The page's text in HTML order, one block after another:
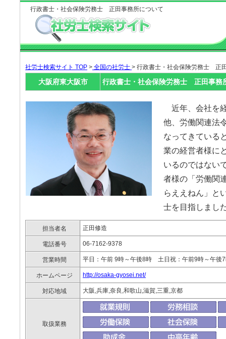
行政書士・社会保険労務士 正田事務所について
社労士検索サイト TOP > 全国の社労士 > 行政書士・社会保険労務士 正
大阪府東大阪市 行政書士・社会保険労務士 正田事務
近年、会社を
他、労働関連法
なってきている
業の経営者様に
いるのではない
者様の「労働関
らええねん」と
士を目指しまし
担当者名 正田修造
電話番号 06-7162-9378
営業時間 平日：午前 9時～午後8時 土日祝：午前9時～午後
ホームページ http://osaka-gyosei.net/
対応地域 大阪,兵庫,奈良,和歌山,滋賀,三重,京都
取扱業務